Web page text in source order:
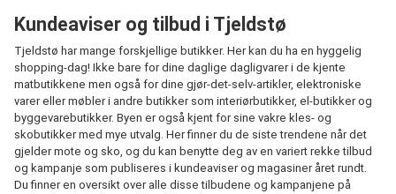
Kundeaviser og tilbud i Tjeldstø
Tjeldstø har mange forskjellige butikker. Her kan du ha en hyggelig
shopping-dag! Ikke bare for dine daglige dagligvarer i de kjente
matbutikkene men også for dine gjør-det-selv-artikler, elektroniske
varer eller møbler i andre butikker som interiørbutikker, el-butikker og
byggevarebutikker. Byen er også kjent for sine vakre kles- og
skobutikker med mye utvalg. Her finner du de siste trendene når det
gjelder mote og sko, og du kan benytte deg av en variert rekke tilbud
og kampanje som publiseres i kundeaviser og magasiner året rundt.
Du finner en oversikt over alle disse tilbudene og kampanjene på